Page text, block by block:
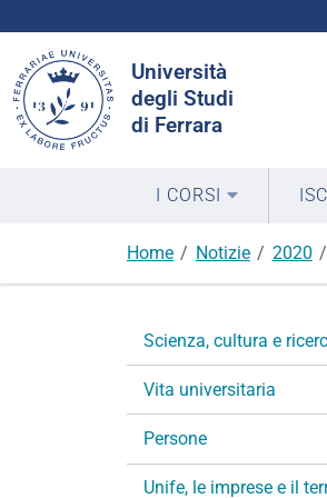
Università
degli Studi
di Ferrara
nel
sito
I CORSI
Home Notizie 2020
i
a
Scienza, cultura e
Vita universitaria
Persone
Unife, le imprese e il